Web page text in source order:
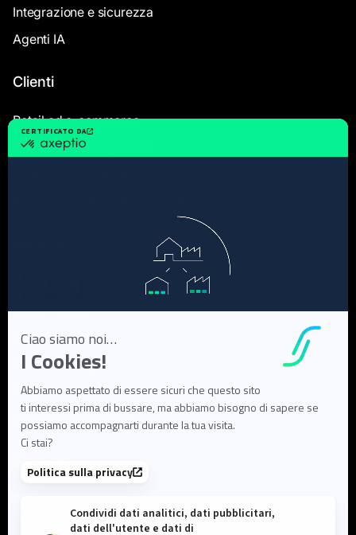
Integrazione e sicurezza
Agenti IA
Clienti
Retail ed e-commerce
Commercio all'ingrosso
White Papers
Webinar
Articoli di blog
FAQ
User Documentation
Leadership e team